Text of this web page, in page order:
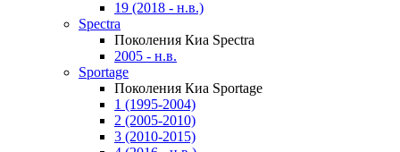
19 (2018 - н.в.)
Spectra
Поколения Киа Spectra
2005 - н.в.
Sportage
Поколения Киа Sportage
1 (1995-2004)
2 (2005-2010)
3 (2010-2015)